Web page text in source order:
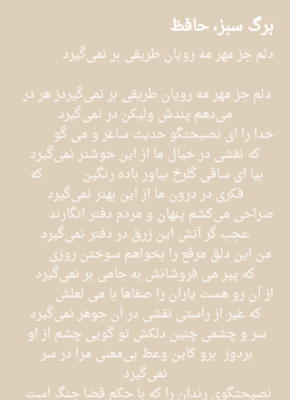
برگ سبز، حافظ
دلم جز مهر مه رویان طریقی بر نمی‌گیرد
دلم جز مهر مه رویان طریقی بر نمی‌گیردز هر در
می‌دهم پندش ولیکن در نمی‌گیرد
که نقشی در خیال ما از این خوشتر نمی‌گیرد
بیا ای ساقی گلرخ بیاور باده رنگین	 که
فکری در درون ما از این بهتر نمی‌گیرد
عجب گر آتش این زرق در دفتر نمی‌گیرد
که پیر می فروشانش به جامی بر نمی‌گیرد
که غیر از راستی نقشی در آن جوهر نمی‌گیرد
سر و چشمی چنین دلکش تو گویی چشم از او
بردوز	برو کاین وعظ بی‌معنی مرا در سر
نمی‌گیرد